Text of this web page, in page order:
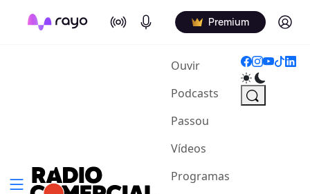
On Air Podcasts Premium Log in
Ouvir(current)
Podcasts
Passou
Vídeos
Programas